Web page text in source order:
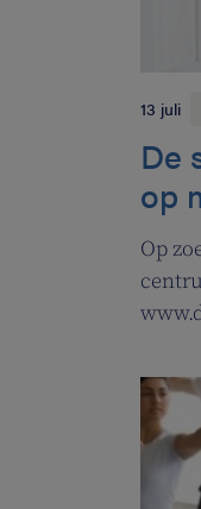
13 juli
De
op
Op
zowel